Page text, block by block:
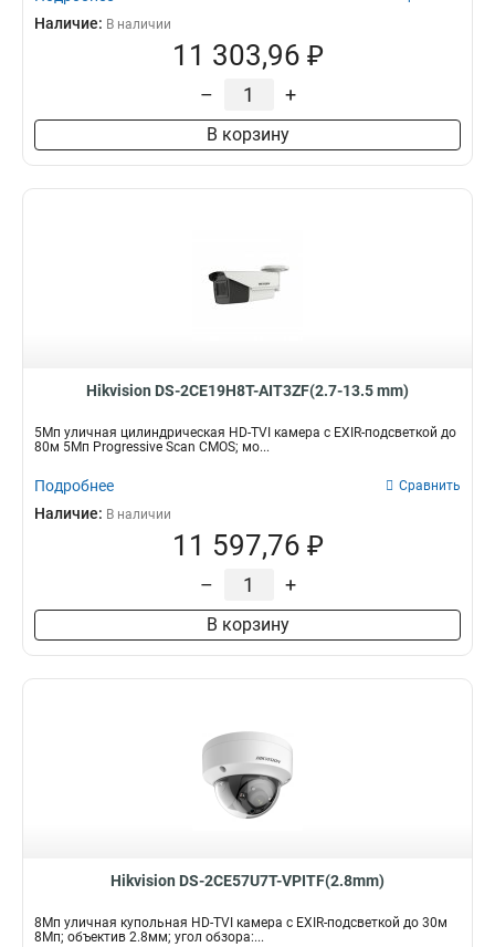
Наличие: В наличии
11 303,96 ₽
– +
В корзину
Hikvision DS-2CE19H8T-AIT3ZF(2.7-13.5 mm)
5Мп уличная цилиндрическая HD-TVI камера с EXIR-подсветкой до
80м 5Мп Progressive Scan CMOS; мо...
Подробнее Сравнить
Наличие: В наличии
11 597,76 ₽
– +
В корзину
Hikvision DS-2CE57U7T-VPITF(2.8mm)
8Мп уличная купольная HD-TVI камера с EXIR-подсветкой до 30м
8Мп; объектив 2.8мм; угол обзора:...